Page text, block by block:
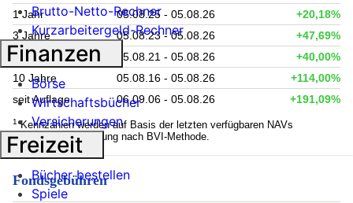
1 Jahr
05.08.25 - 05.08.26
+20,18%
3 Jahre
05.08.23 - 05.08.26
+47,69%
5 Jahre
05.08.21 - 05.08.26
+40,00%
10 Jahre
05.08.16 - 05.08.26
+114,00%
seit Auflage
06.09.06 - 05.08.26 +191,09%
1 Kennzahlen werden auf Basis der letzten verfügbaren NAVs
berechnet. Berechnung nach BVI-Methode.
Fondsgebühren
Brutto-Netto-Rechner
Kurzarbeitergeld-Rechner
Finanzen
Börse
Wirtschaftsbücher
Versicherungen
Freizeit
Bücher bestellen
Spiele